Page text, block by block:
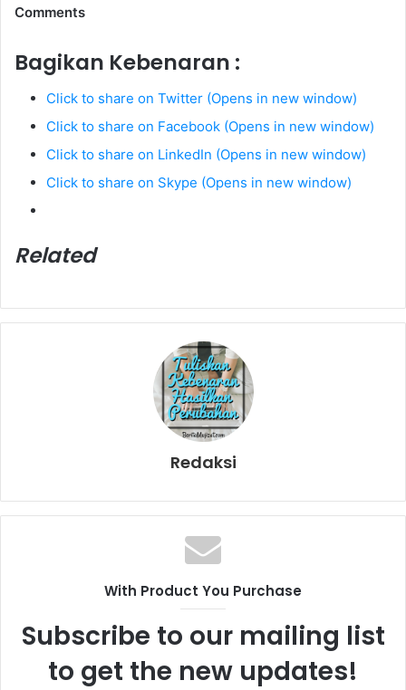
Comments
Bagikan Kebenaran :
Click to share on Twitter (Opens in new window)
Click to share on Facebook (Opens in new window)
Click to share on LinkedIn (Opens in new window)
Click to share on Skype (Opens in new window)
Related
Redaksi
With Product You Purchase
Subscribe to our mailing list
to get the new updates!